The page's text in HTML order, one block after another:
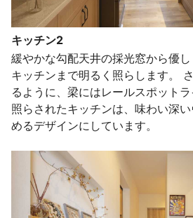
キッチン2
緩やかな勾配天井の採光窓から優し
キッチンまで明るく照らします。
るように、梁にはレールスポット
照らされたキッチンは、味わい深
めるデザインにしています。